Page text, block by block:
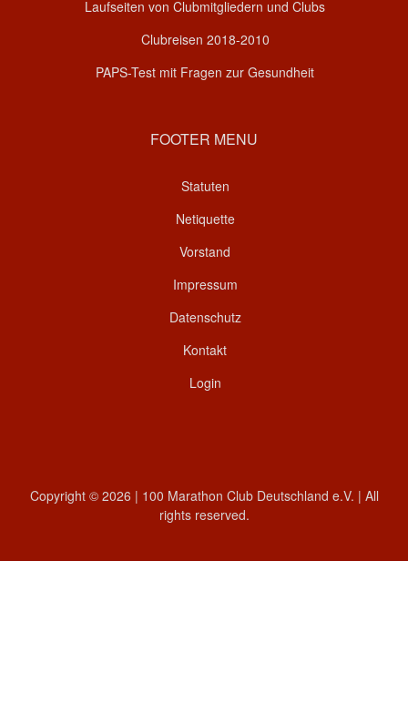
Laufseiten von Clubmitgliedern und Clubs
Clubreisen 2018-2010
PAPS-Test mit Fragen zur Gesundheit
FOOTER MENU
Statuten
Netiquette
Vorstand
Impressum
Datenschutz
Kontakt
Login
Copyright © 2026 | 100 Marathon Club Deutschland e.V. | All
rights reserved.